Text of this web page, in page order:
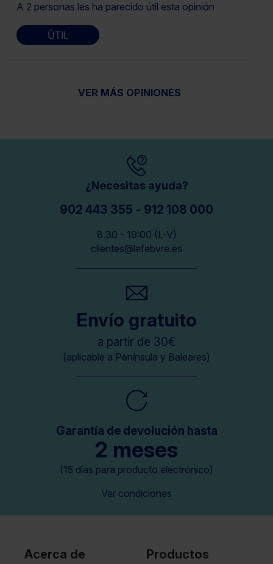
A 2 personas les ha parecido útil esta opinión
ÚTIL
VER MÁS OPINIONES
¿Necesitas ayuda?
902 443 355 - 912 108 000
8.30 - 19:00 (L-V)
clientes@lefebvre.es
Envío gratuito
a partir de 30€
(aplicable a Península y Baleares)
Garantía de devolución hasta
2 meses
(15 días para producto electrónico)
Ver condiciones
Acerca de
Productos